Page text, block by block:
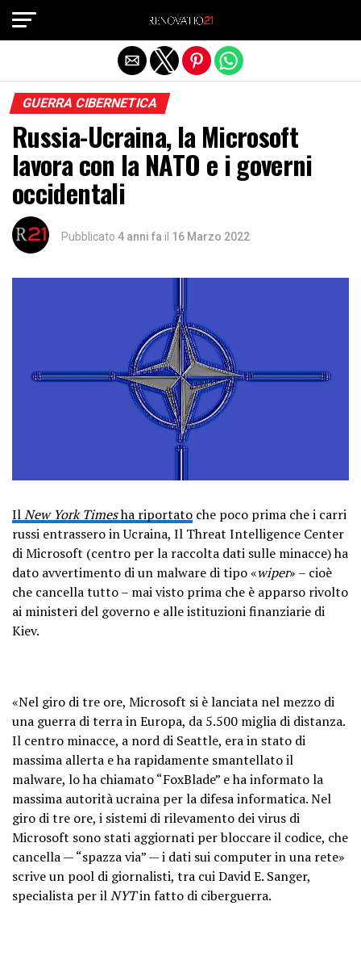
GUERRA CIBERNETICA
Russia-Ucraina, la Microsoft
lavora con la NATO e i governi
occidentali
Pubblicato 4 anni fa il 16 Marzo 2022
IlNew York Timesha riportato che poco prima che i carri
russi entrassero in Ucraina, Il Threat Intelligence Center
di Microsoft (centro per la raccolta dati sulle minacce) ha
dato avvertimento di un malware di tipo «wiper» – cioè
che cancella tutto – mai visto prima che è apparso rivolto
ai ministeri del governo e alle istituzioni finanziarie di
Kiev.
«Nel giro di tre ore, Microsoft si è lanciata nel mezzo di
una guerra di terra in Europa, da 5.500 miglia di distanza.
Il centro minacce, a nord di Seattle, era in stato di
massima allerta e ha rapidamente smantellato il
malware, lo ha chiamato “FoxBlade” e ha informato la
massima autorità ucraina per la difesa informatica. Nel
giro di tre ore, i sistemi di rilevamento dei virus di
Microsoft sono stati aggiornati per bloccare il codice, che
cancella — “spazza via” — i dati sui computer in una rete»
scrive un pool di giornalisti, tra cui David E. Sanger,
specialista per ilNYTin fatto di ciberguerra.
Exit mobile version